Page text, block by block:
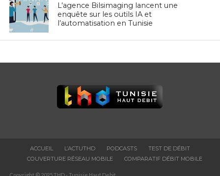
L’agence Bilsimaging lancent une
enquête sur les outils IA et
l’automatisation en Tunisie
ACCUEIL L’ACTUTHD PODCASTS
TEST DE DÉBIT
COUVERTURE RÉSEAU MOBILE
COMPARATIF DÉBIT MOBILE
Copyright © 2025 THD - Tunisie Haut Debit.